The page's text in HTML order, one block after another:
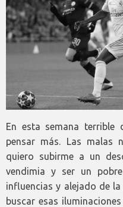
En esta semana terrible
pensar más. Las malas
quiero subirme a un
vendimia y ser un
influencias y alejado de
buscar esas